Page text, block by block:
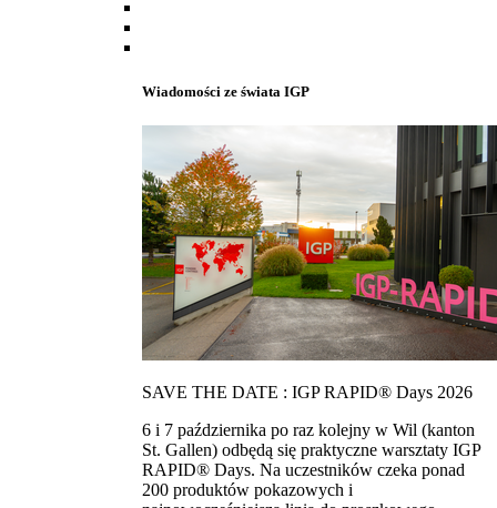
Wiadomości ze świata IGP
SAVE THE DATE : IGP RAPID® Days 2026
6 i 7 października po raz kolejny w Wil (kanton
St. Gallen) odbędą się praktyczne warsztaty IGP
RAPID® Days. Na uczestników czeka ponad
200 produktów pokazowych i